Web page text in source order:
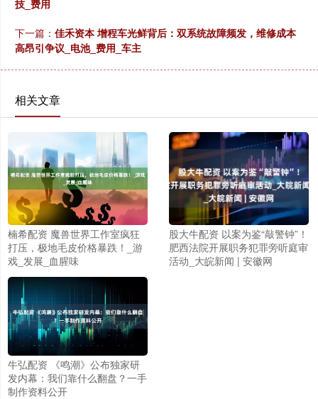
技_费用
下一篇： 佳禾资本 增程车光鲜背后：双系统故障频发，维修成本
高昂引争议_电池_费用_车主
相关文章
楠希配资 魔兽世界工作室疯狂
打压，极地毛皮价格暴跌！_游
戏_发展_血腥味
股大牛配资 以案为鉴“敲警钟”！
肥西法院开展职务犯罪旁听庭审
活动_大皖新闻 | 安徽网
牛弘配资 《鸣潮》公布独家研
发内幕：我们靠什么翻盘？一手
制作资料公开